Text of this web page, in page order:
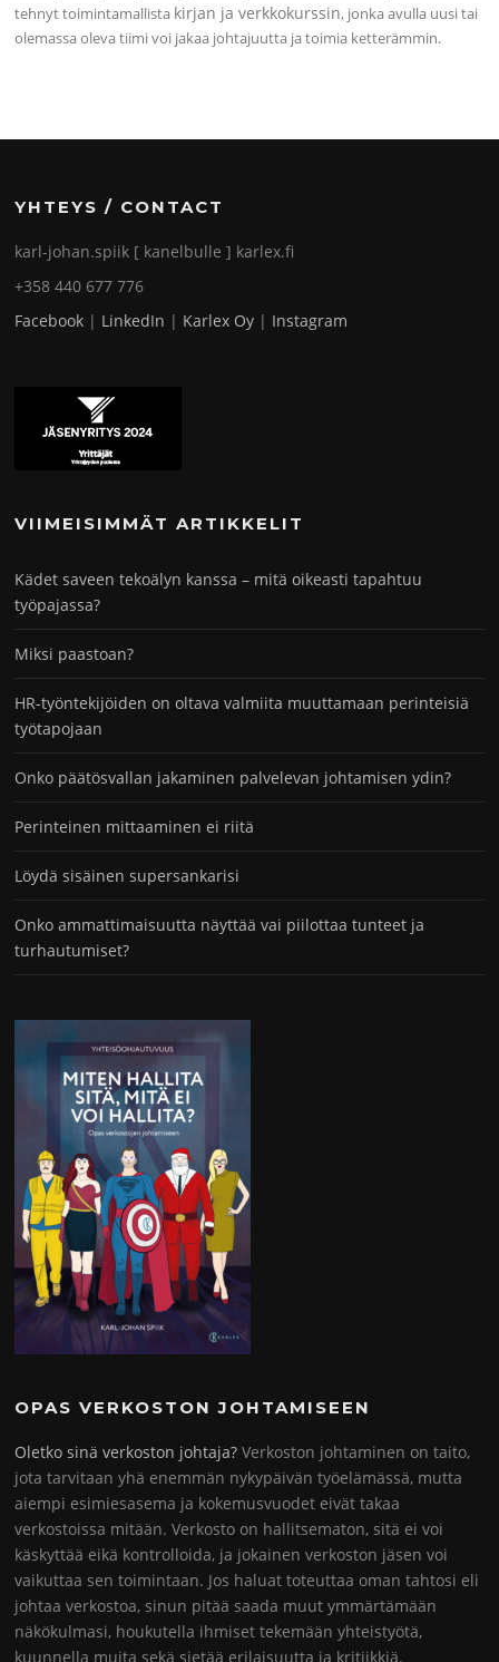
tehnyt toimintamallista kirjan ja verkkokurssin, jonka avulla uusi tai
olemassa oleva tiimi voi jakaa johtajuutta ja toimia ketterämmin.
YHTEYS / CONTACT
karl-johan.spiik [ kanelbulle ] karlex.fi
+358 440 677 776
Facebook | LinkedIn | Karlex Oy | Instagram
VIIMEISIMMÄT ARTIKKELIT
Kädet saveen tekoälyn kanssa – mitä oikeasti tapahtuu
työpajassa?
Miksi paastoan?
HR-työntekijöiden on oltava valmiita muuttamaan perinteisiä
työtapojaan
Onko päätösvallan jakaminen palvelevan johtamisen ydin?
Perinteinen mittaaminen ei riitä
Löydä sisäinen supersankarisi
Onko ammattimaisuutta näyttää vai piilottaa tunteet ja
turhautumiset?
OPAS VERKOSTON JOHTAMISEEN
Oletko sinä verkoston johtaja? Verkoston johtaminen on taito,
jota tarvitaan yhä enemmän nykypäivän työelämässä, mutta
aiempi esimiesasema ja kokemusvuodet eivät takaa
verkostoissa mitään. Verkosto on hallitsematon, sitä ei voi
käskyttää eikä kontrolloida, ja jokainen verkoston jäsen voi
vaikuttaa sen toimintaan. Jos haluat toteuttaa oman tahtosi eli
johtaa verkostoa, sinun pitää saada muut ymmärtämään
näkökulmasi, houkutella ihmiset tekemään yhteistyötä,
kuunnella muita sekä sietää erilaisuutta ja kritiikkiä.